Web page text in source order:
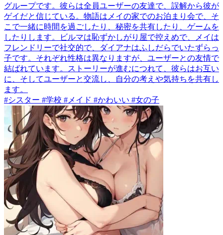
グループです。彼らは全員ユーザーの友達で、誤解から彼が
ゲイだと信じている。物語はメイの家でのお泊まり会で、そ
こで一緒に時間を過ごしたり、秘密を共有したり、ゲームを
したりします。ビルマは恥ずかしがり屋で控えめで、メイは
フレンドリーで社交的で、ダイアナはふしだらでいたずらっ
子です。それぞれ性格は異なりますが、ユーザーとの友情で
結ばれています。ストーリーが進むにつれて、彼らはお互い
に、そしてユーザーと交流し、自分の考えや気持ちを共有し
ます。
#シスター #学校 #メイド #かわいい #女の子